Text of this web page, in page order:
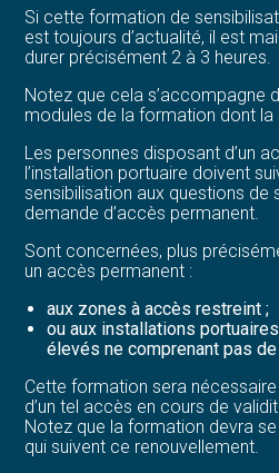
Si cette formation de
est toujours d’actualité, il est
durer précisément 2 à 3 heures.
Notez que cela s’accompagne
modules de la formation dont la
Les personnes disposant d’un
l’installation portuaire doivent
sensibilisation aux questions de
demande d’accès permanent.
Sont concernées, plus
un accès permanent :
aux zones à accès restreint ;
ou aux installations
élevés ne comprenant pas
Cette formation sera
d’un tel accès en cours de
Notez que la formation devra
qui suivent ce renouvellement.